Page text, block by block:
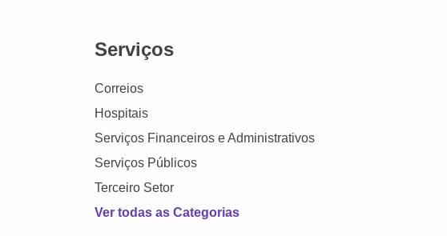
Serviços
Correios
Hospitais
Serviços Financeiros e Administrativos
Serviços Públicos
Terceiro Setor
Ver todas as Categorias